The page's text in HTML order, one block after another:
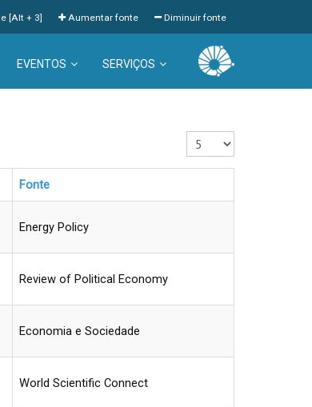
Diminuir fonte
Aumentar fonte
[Alt + 3]
EVENTOS SERVIÇOS
Exibir #
Fonte
Energy Policy
Review of Political Economy
Economia e Sociedade
World Scientific Connect